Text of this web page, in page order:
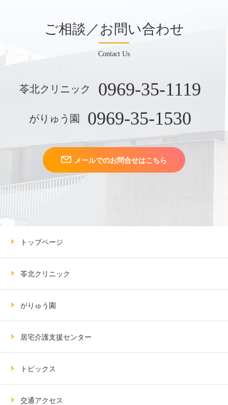
ご相談／お問い合わせ
Contact Us
苓北クリニック 0969-35-1119
がりゅう園 0969-35-1530
メールでのお問合せはこちら
トップページ
苓北クリニック
がりゅう園
居宅介護支援センター
トピックス
交通アクセス